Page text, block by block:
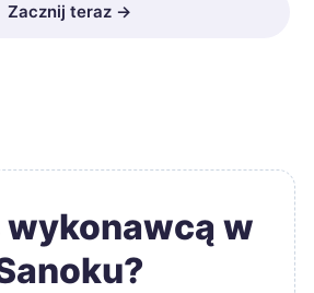
Zacznij teraz →
w